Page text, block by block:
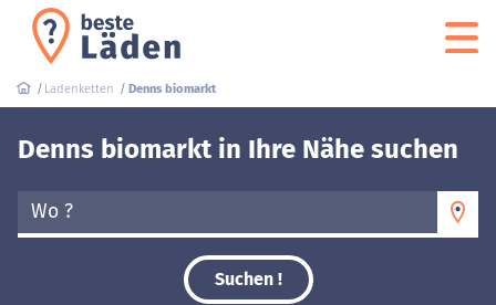
Ladenketten Denns biomarkt
Denns biomarkt in Ihre Nähe suchen
Wo ?
Suchen !